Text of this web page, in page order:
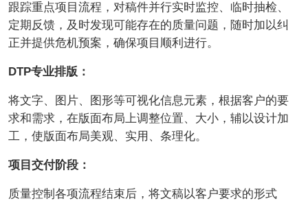
跟踪重点项目流程，对稿件并行实时监控、临时抽检、
定期反馈，及时发现可能存在的质量问题，随时加以纠
正并提供危机预案，确保项目顺利进行。
DTP专业排版：
将文字、图片、图形等可视化信息元素，根据客户的要
求和需求，在版面布局上调整位置、大小，辅以设计加
工，使版面布局美观、实用、条理化。
项目交付阶段：
质量控制各项流程结束后，将文稿以客户要求的形式